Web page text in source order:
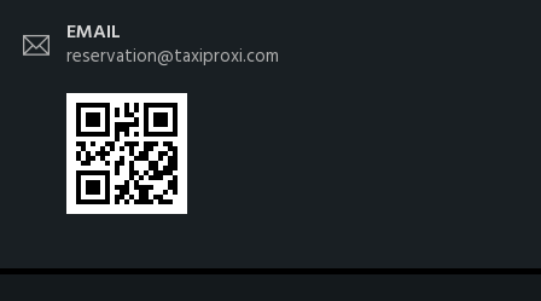
EMAIL
reservation@taxiproxi.com